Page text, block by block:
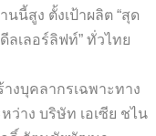
นี้สูง ตั้งเป้าผลิต “สุด
ลเลอร์ลิฟท์” ทั่วไทย
งบุคลากรเฉพาะทาง
ว่าง บริษัท เอเซีย ชไน